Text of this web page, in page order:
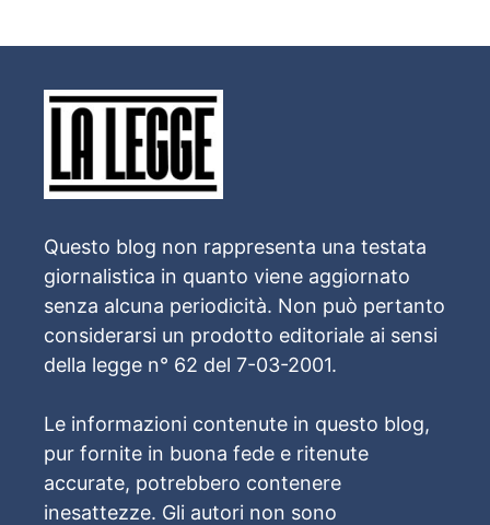
Questo blog non rappresenta una testata
giornalistica in quanto viene aggiornato
senza alcuna periodicità. Non può pertanto
considerarsi un prodotto editoriale ai sensi
della legge n° 62 del 7-03-2001.
Le informazioni contenute in questo blog,
pur fornite in buona fede e ritenute
accurate, potrebbero contenere
inesattezze. Gli autori non sono